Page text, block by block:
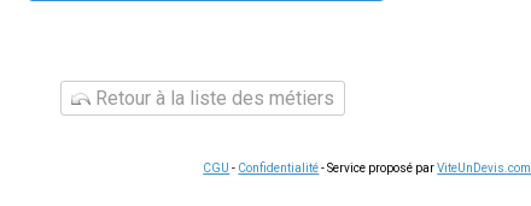
Retour à la liste des métiers
CGU - Confidentialité- Service proposé parViteUnDevis.com